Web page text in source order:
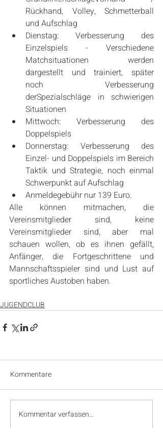
Rückhand, Volley, Schmetterball
und Aufschlag
Dienstag: Verbesserung des
Einzelspiels - Verschiedene
Matchsituationen werden
dargestellt und trainiert, später
noch Verbesserung
derSpezialschläge in schwierigen
Situationen
Mittwoch: Verbesserung des
Doppelspiels
Donnerstag: Verbesserung des
Einzel- und Doppelspiels im Bereich
Taktik und Strategie, noch einmal
Schwerpunkt auf Aufschlag
Anmeldegebühr nur 139 Euro.
Alle können mitmachen, die
Vereinsmitglieder sind, keine
Vereinsmitglieder sind, aber mal
schauen wollen, ob es ihnen gefällt,
Anfänger, die Fortgeschrittene und
Mannschaftsspieler sind und Lust auf
sportliches Austoben haben.
JUGENDCLUB
Kommentare
Kommentar verfassen...